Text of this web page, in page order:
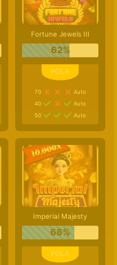
Fortune Jewels III
62%
70
Auto
40
Auto
50
Auto
Imperial Majesty
68%